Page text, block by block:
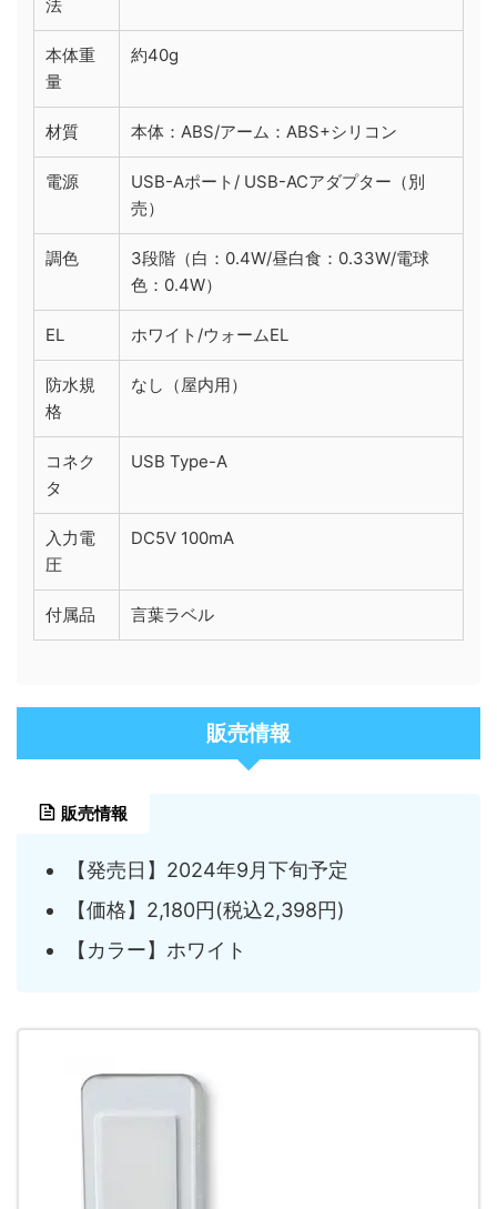
法
本体重
量
約40g
材質 本体：ABS/アーム：ABS+シリコン
電源
USB-Aポート/ USB-ACアダプター（別
売）
調色
3段階（白：0.4W/昼白食：0.33W/電球
色：0.4W）
EL ホワイト/ウォームEL
防水規
格
なし（屋内用）
コネク
タ
USB Type-A
入力電
圧
DC5V 100mA
付属品 言葉ラベル
販売情報
販売情報
【発売日】2024年9月下旬予定
【価格】2,180円(税込2,398円)
【カラー】ホワイト